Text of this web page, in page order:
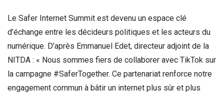
Le Safer Internet Summit est devenu un espace clé
d’échange entre les décideurs politiques et les acteurs du
numérique. D’après Emmanuel Edet, directeur adjoint de la
NITDA : « Nous sommes fiers de collaborer avec TikTok sur
la campagne #SaferTogether. Ce partenariat renforce notre
engagement commun à bâtir un internet plus sûr et plus